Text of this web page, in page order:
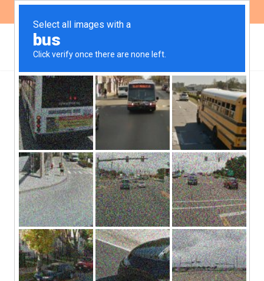
Más de 300
Organizaciones rechazan
la posible derogación de
la Ley de Etiquetado
Frontal